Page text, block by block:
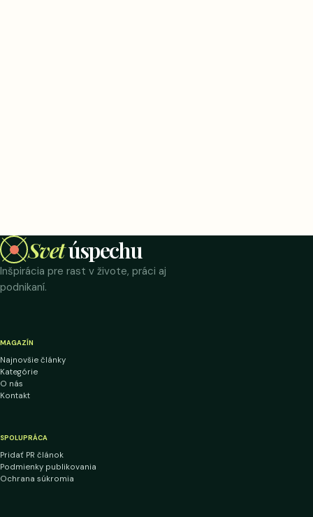
Svetúspechu
Inšpirácia pre rast v živote, práci aj
podnikaní.
MAGAZÍN
Najnovšie články
Kategórie
O nás
Kontakt
SPOLUPRÁCA
Pridať PR článok
Podmienky publikovania
Ochrana súkromia